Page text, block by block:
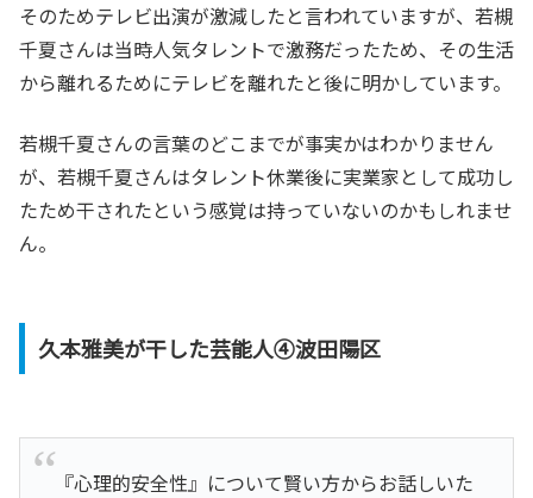
そのためテレビ出演が激減したと言われていますが、若槻
千夏さんは当時人気タレントで激務だったため、その生活
から離れるためにテレビを離れたと後に明かしています。
若槻千夏さんの言葉のどこまでが事実かはわかりません
が、若槻千夏さんはタレント休業後に実業家として成功し
たため干されたという感覚は持っていないのかもしれませ
ん。
久本雅美が干した芸能人④波田陽区
『心理的安全性』について賢い方からお話しいた